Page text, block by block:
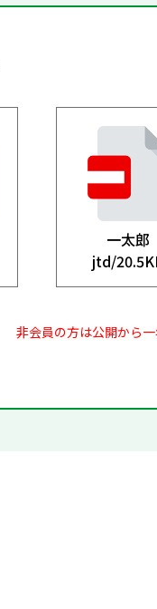
一太郎
jtd/
非会員の方は公開から